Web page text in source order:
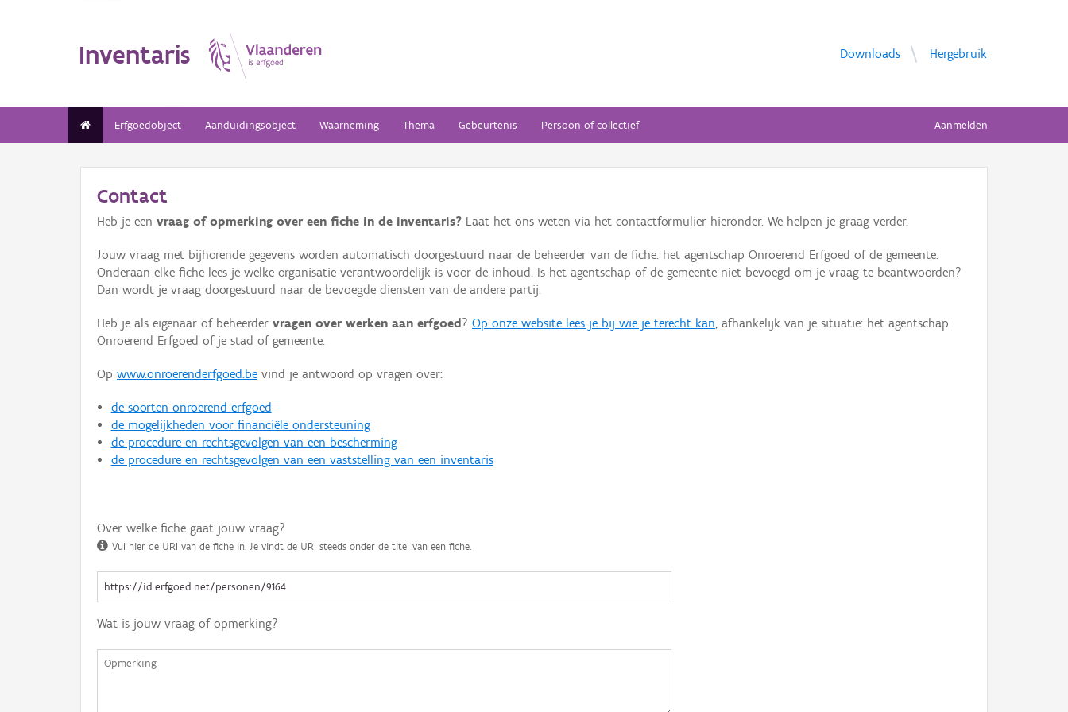
Inventaris Downloads Hergebruik
Erfgoedobject Aanduidingsobject Waarneming Thema Gebeurtenis Persoon of collectief Aanmelden
Contact
Heb je een vraag of opmerking over een fiche in de inventaris? Laat het ons weten via het contactformulier hieronder. We helpen je graag verder.
Jouw vraag met bijhorende gegevens worden automatisch doorgestuurd naar de beheerder van de fiche: het agentschap Onroerend Erfgoed of de gemeente.
Onderaan elke fiche lees je welke organisatie verantwoordelijk is voor de inhoud. Is het agentschap of de gemeente niet bevoegd om je vraag te beantwoorden?
Dan wordt je vraag doorgestuurd naar de bevoegde diensten van de andere partij.
Heb je als eigenaar of beheerder vragen over werken aan erfgoed ? Op onze website lees je bij wie je terecht kan, afhankelijk van je situatie: het agentschap
Onroerend Erfgoed of je stad of gemeente.
Op www.onroerenderfgoed.be vind je antwoord op vragen over:
de soorten onroerend erfgoed
de mogelijkheden voor financiële ondersteuning
de procedure en rechtsgevolgen van een bescherming
de procedure en rechtsgevolgen van een vaststelling van een inventaris
Over welke fiche gaat jouw vraag?
Vul hier de URI van de fiche in. Je vindt de URI steeds onder de titel van een fiche.
Wat is jouw vraag of opmerking?